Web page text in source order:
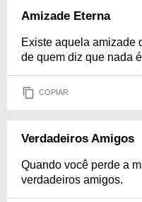
Amizade Eterna
Existe aquela amizade
de quem diz que nada
COPIAR
Verdadeiros Amigos
Quando você perde a
verdadeiros amigos.